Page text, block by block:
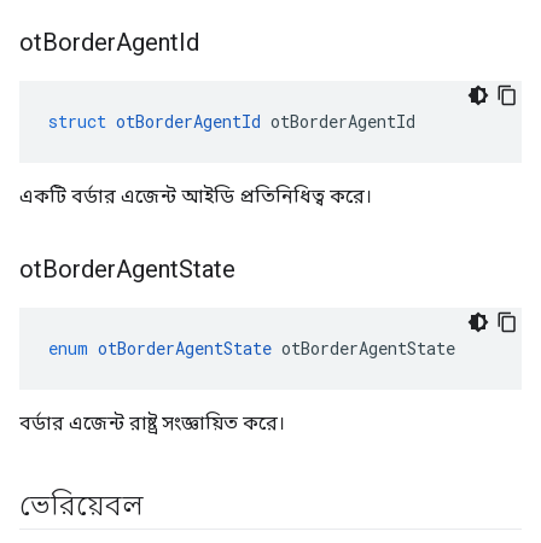
otBorderAgentId
struct otBorderAgentId otBorderAgentId
একটি বর্ডার এজেন্ট আইডি প্রতিনিধিত্ব করে।
otBorderAgentState
enum otBorderAgentState otBorderAgentState
বর্ডার এজেন্ট রাষ্ট্র সংজ্ঞায়িত করে।
ভেরিয়েবল